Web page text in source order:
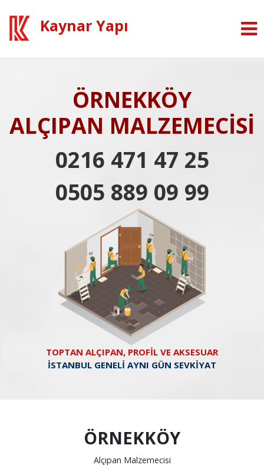
Kaynar Yapı
ÖRNEKKÖY
ALÇIPAN MALZEMECİSİ
0216 471 47 25
0505 889 09 99
TOPTAN ALÇIPAN, PROFİL VE AKSESUAR
İSTANBUL GENELİ AYNI GÜN SEVKİYAT
ÖRNEKKÖY
Alçıpan Malzemecisi